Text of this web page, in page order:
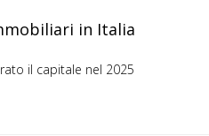
in Italia
il capitale nel 2025